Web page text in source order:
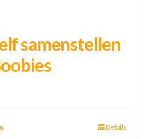
samenstellen
Details